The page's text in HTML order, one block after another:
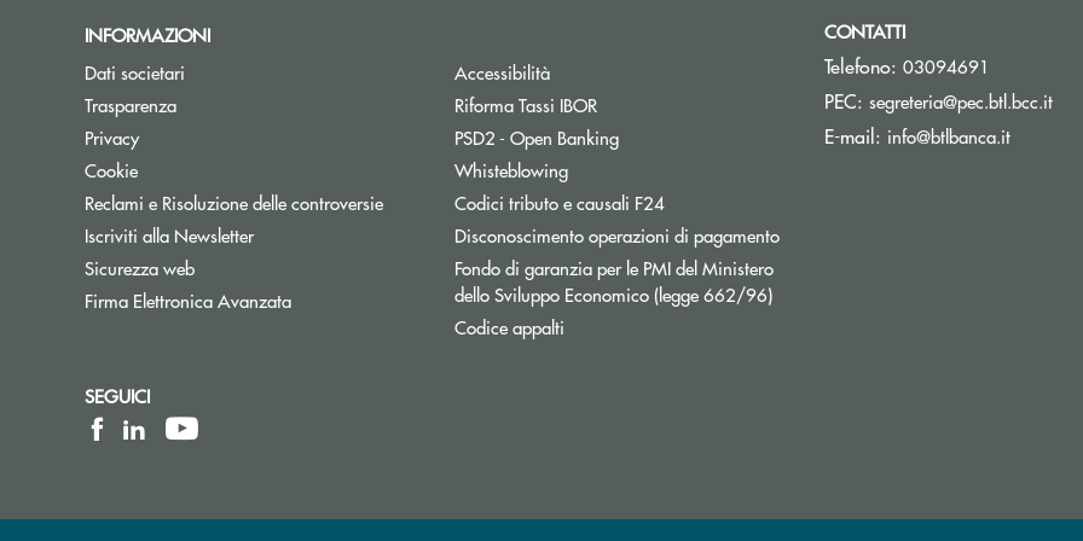
INFORMAZIONI
Dati societari
Trasparenza
Privacy
Cookie
Reclami e Risoluzione delle controversie
Iscriviti alla NewsletterApre una nuova finestra
Sicurezza web
Firma Elettronica Avanzata
Accessibilità
Riforma Tassi IBOR
PSD2 - Open Banking
Whisteblowing
Codici tributo e causali F24
Disconoscimento operazioni di pagamento
Fondo di garanzia per le PMI del Ministero
dello Sviluppo Economico (legge 662/96)
Codice appalti
CONTATTI
Telefono: 03094691
PEC: segreteria@pec.btl.bcc.it(si
E-mail: info@btlbanca.it(si apre
SEGUICI